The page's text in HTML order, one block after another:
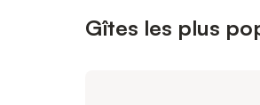
Gîtes les plus